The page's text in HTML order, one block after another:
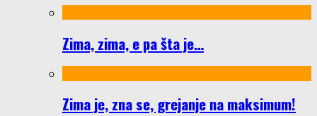
Zima, zima, e pa šta je…
Zima je, zna se, grejanje na maksimum!